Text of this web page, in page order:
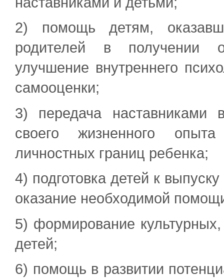
2) помощь детям,
родителей в получении
улучшение внутреннего
самооценки;
3) передача
своего жизненного
личностных границ ребенка;
4) подготовка детей к
оказание необходимой
5) формирование
детей;
6) помощь в развитии